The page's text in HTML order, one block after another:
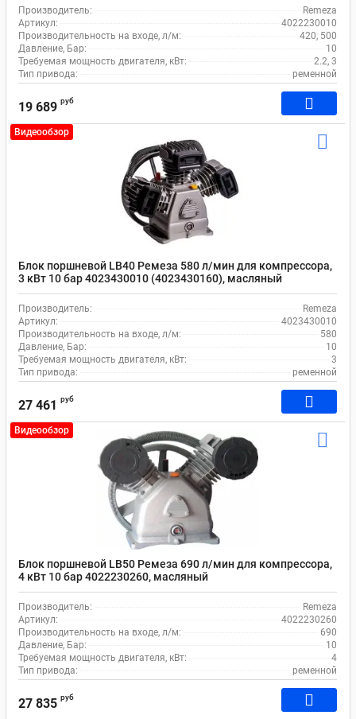
Производитель:
Remeza
Артикул:
4022230010
Производительность на входе, л/м:
420, 500
Давление, Бар:
10
Требуемая мощность двигателя, кВт:
2.2, 3
Тип привода:
ременной
19 689 руб
Видеообзор
Блок поршневой LB40 Ремеза 580 л/мин для компрессора,
3 кВт 10 бар 4023430010 (4023430160), масляный
Производитель:
Remeza
Артикул:
4023430010
Производительность на входе, л/м:
580
Давление, Бар:
10
Требуемая мощность двигателя, кВт:
3
Тип привода:
ременной
27 461 руб
Видеообзор
Блок поршневой LB50 Ремеза 690 л/мин для компрессора,
4 кВт 10 бар 4022230260, масляный
Производитель:
Remeza
Артикул:
4022230260
Производительность на входе, л/м:
690
Давление, Бар:
10
Требуемая мощность двигателя, кВт:
4
Тип привода:
ременной
27 835 руб